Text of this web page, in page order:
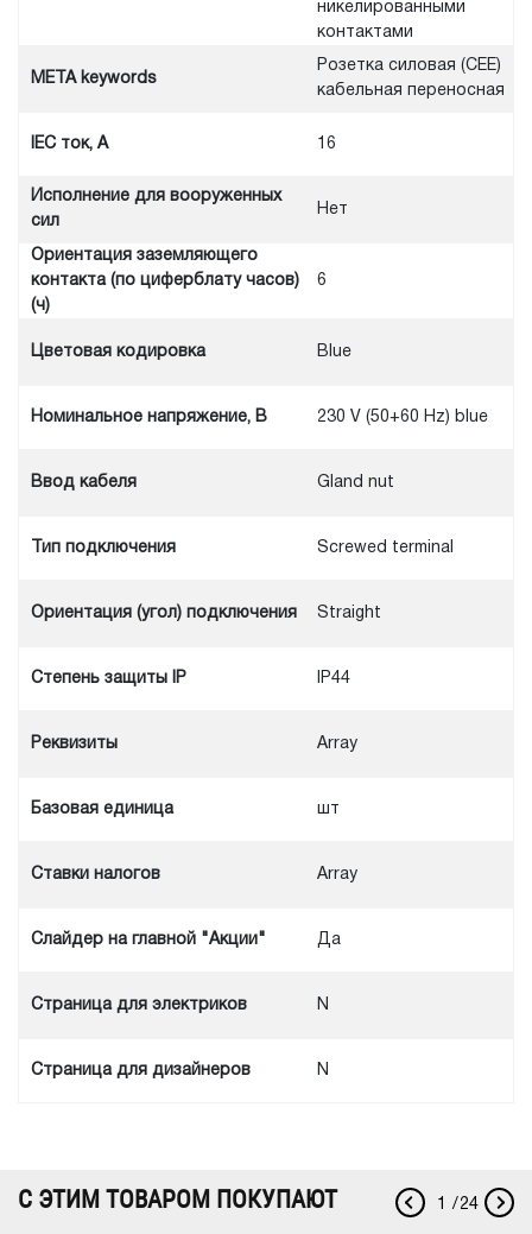
никелированными
контактами
META keywords
Розетка силовая (CEE)
кабельная переносная
IEC ток, A 16
Исполнение для вооруженных
сил
Нет
Ориентация заземляющего
контакта (по циферблату часов)
(ч)
6
Цветовая кодировка Blue
Номинальное напряжение, В 230 V (50+60 Hz) blue
Ввод кабеля Gland nut
Тип подключения Screwed terminal
Ориентация (угол) подключения Straight
Степень защиты IP IP44
Реквизиты Array
Базовая единица шт
Ставки налогов Array
Слайдер на главной "Акции" Да
Cтраница для электриков N
Cтраница для дизайнеров N
С ЭТИМ ТОВАРОМ ПОКУПАЮТ / 24
1